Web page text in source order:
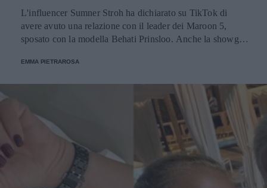
L'influencer Sumner Stroh ha dichiarato su TikTok di
avere avuto una relazione con il leader dei Maroon 5,
sposato con la modella Behati Prinsloo. Anche la showgirl
EMMA PIETRAROSA